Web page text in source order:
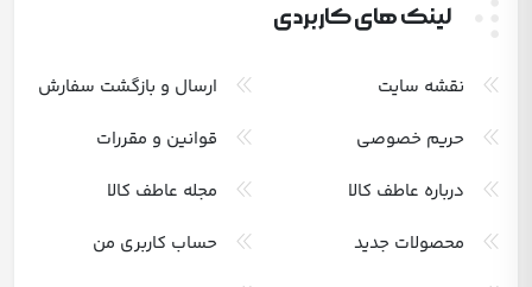
لینک های کاربردی
نقشه سایت
ارسال و بازگشت سفارش
حریم خصوصی
قوانین و مقررات
درباره عاطف کالا
مجله عاطف کالا
محصولات جدید
حساب کاربری من